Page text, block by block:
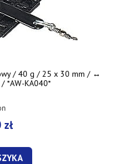
/ 40 g / 25 x 30 mm / ↔︎
*AW-KA040*